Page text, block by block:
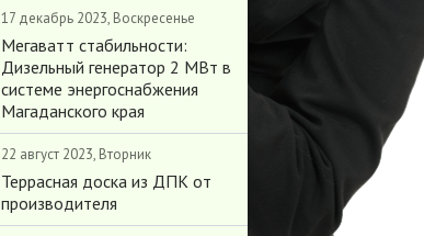
17 декабрь 2023, Воскресенье
Мегаватт стабильности:
Дизельный генератор 2 МВт в
системе энергоснабжения
Магаданского края
22 август 2023, Вторник
Террасная доска из ДПК от
производителя